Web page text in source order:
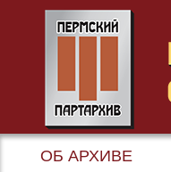
ОБ АРХИВЕ